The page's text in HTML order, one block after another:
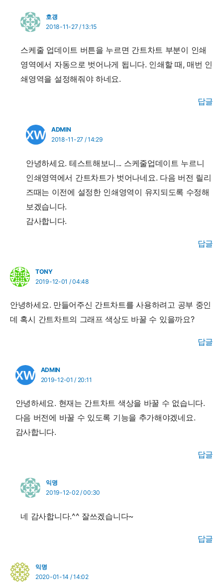
호갱
2018-11-27 / 13:15
스케줄 업데이트 버튼을 누르면 간트차트 부분이 인쇄
영역에서 자동으로 벗어나게 됩니다. 인쇄할 때, 매번 인
쇄영역을 설정해줘야 하네요.
답글
ADMIN
2018-11-27 / 14:29
안녕하세요. 테스트해보니... 스케줄업데이트 누르니
인쇄영역에서 간트차트가 벗어나네요. 다음 버전 릴리
즈때는 이전에 설정한 인쇄영역이 유지되도록 수정해
보겠습니다.
감사합니다.
답글
TONY
2019-12-01 / 04:48
안녕하세요. 만들어주신 간트차트를 사용하려고 공부 중인
데 혹시 간트차트의 그래프 색상도 바꿀 수 있을까요?
답글
ADMIN
2019-12-01 / 20:11
안녕하세요. 현재는 간트차트 색상을 바꿀 수 없습니다.
다음 버전에 바꿀 수 있도록 기능을 추가해야겠네요.
감사합니다.
답글
익명
2019-12-02 / 00:30
네 감사합니다.^^ 잘쓰겠습니다~
답글
익명
2020-01-14 / 14:02